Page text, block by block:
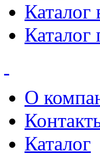
О
Каталог